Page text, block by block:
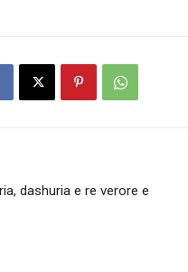
dashuria e re verore e